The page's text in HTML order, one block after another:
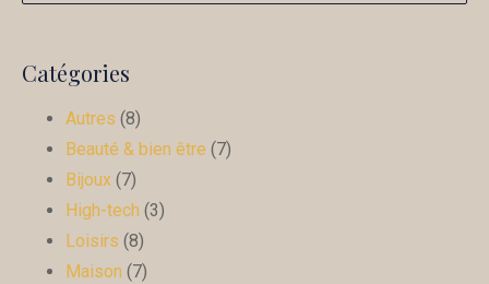
Catégories
Autres (8)
Beauté & bien être (7)
Bijoux (7)
High-tech (3)
Loisirs (8)
Maison (7)